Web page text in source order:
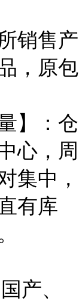
销售产
，原包
】：仓
心，周
集中，
有库
产、